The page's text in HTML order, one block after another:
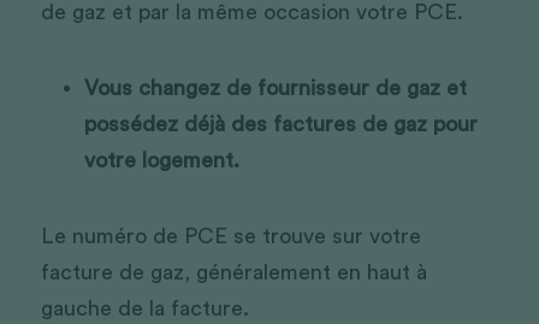
de gaz et par la même occasion votre PCE.
Vous changez de fournisseur de gaz et
possédez déjà des factures de gaz pour
votre logement.
Le numéro de PCE se trouve sur votre
facture de gaz, généralement en haut à
gauche de la facture.